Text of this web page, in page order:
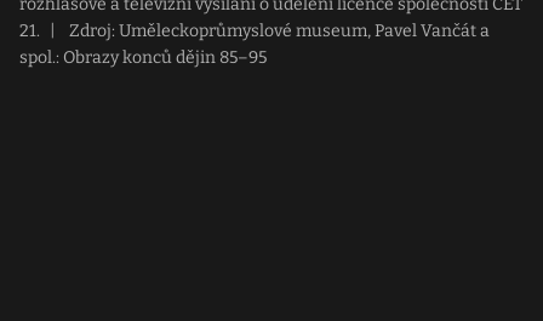
rozhlasové a televizní vysílání o udělení licence společnosti CET
21.
Zdroj: Uměleckoprůmyslové museum, Pavel Vančát a
spol.: Obrazy konců dějin 85–95